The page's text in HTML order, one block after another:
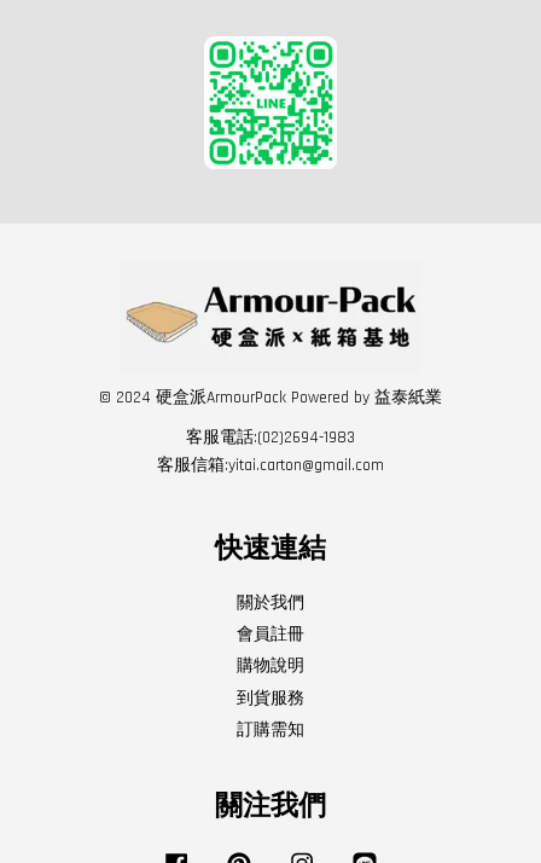
© 2024 硬盒派ArmourPack Powered by 益泰紙業
客服電話:(02)2694-1983
客服信箱:yitai.carton@gmail.com
快速連結
關於我們
會員註冊
購物說明
到貨服務
訂購需知
關注我們